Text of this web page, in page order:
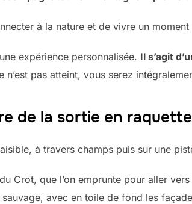
à la nature et de vivre un
expérience personnalisée. Il s’agit
n’est pas atteint, vous serez
de la sortie en
à travers champs puis sur une
Crot, que l’on emprunte pour aller vers
avec en toile de fond les